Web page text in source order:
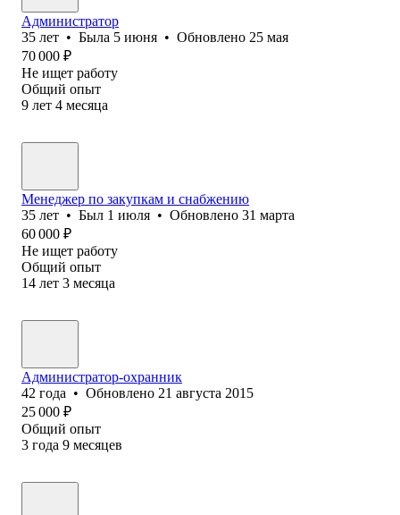
Администратор
35 лет • Была 5 июня • Обновлено 25 мая
70 000 ₽
Не ищет работу
Общий опыт
9 лет 4 месяца
Менеджер по закупкам и снабжению
35 лет • Был 1 июля • Обновлено 31 марта
60 000 ₽
Не ищет работу
Общий опыт
14 лет 3 месяца
Администратор-охранник
42 года • Обновлено 21 августа 2015
25 000 ₽
Общий опыт
3 года 9 месяцев